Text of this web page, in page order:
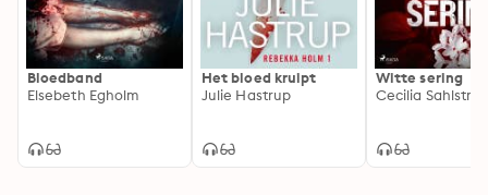
Bloedband
Elsebeth Egholm
Het bloed kruipt
Julie Hastrup
Witte sering
Cecilia